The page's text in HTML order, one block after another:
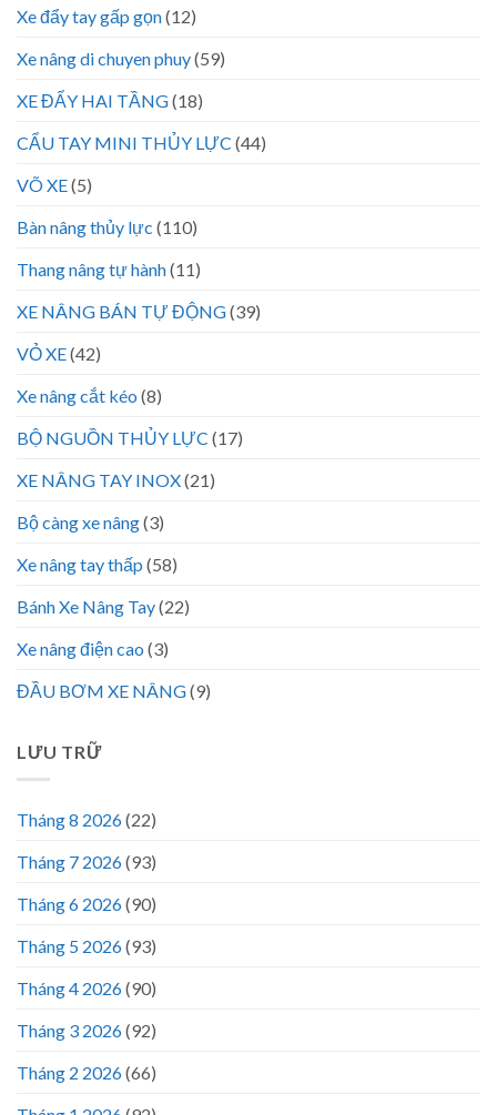
Xe đẩy tay gấp gọn(12)
Xe nâng di chuyen phuy(59)
XE ĐẨY HAI TẦNG(18)
CẨU TAY MINI THỦY LỰC (44)
VÕ XE(5)
Bàn nâng thủy lực (110)
Thang nâng tự hành(11)
XE NÂNG BÁN TỰ ĐỘNG(39)
VỎ XE(42)
Xe nâng cắt kéo (8)
BỘ NGUỒN THỦY LỰC (17)
XE NÂNG TAY INOX(21)
Bộ càng xe nâng(3)
Xe nâng tay thấp (58)
Bánh Xe Nâng Tay(22)
Xe nâng điện cao (3)
ĐẦU BƠM XE NÂNG(9)
LƯU TRỮ
Tháng 8 2026(22)
Tháng 7 2026(93)
Tháng 6 2026(90)
Tháng 5 2026(93)
Tháng 4 2026(90)
Tháng 3 2026(92)
Tháng 2 2026(66)